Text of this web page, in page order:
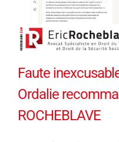
Faute
Ordalie
ROCHEBLAVE